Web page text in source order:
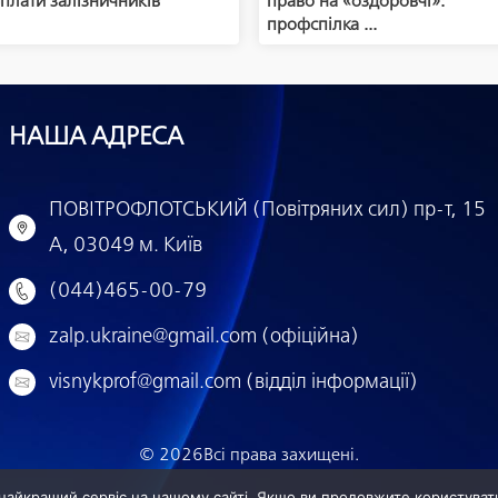
профспілка ...
НАША АДРЕСА
ПОВІТРОФЛОТСЬКИЙ (Повітряних сил) пр-т, 15
А, 03049 м. Київ
(044)465-00-79
zalp.ukraine@gmail.com (офіційна)
visnykprof@gmail.com (відділ інформації)
© 2026 Всі права захищені.